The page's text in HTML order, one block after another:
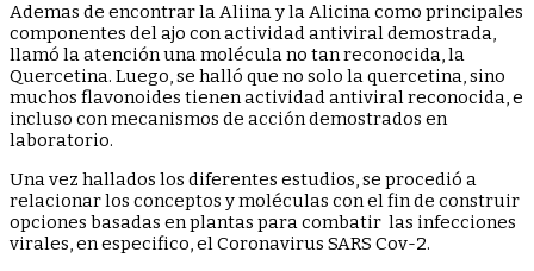
Ademas de encontrar la Aliina y la Alicina como principales
componentes del ajo con actividad antiviral demostrada,
llamó la atención una molécula no tan reconocida, la
Quercetina. Luego, se halló que no solo la quercetina, sino
muchos flavonoides tienen actividad antiviral reconocida, e
incluso con mecanismos de acción demostrados en
laboratorio.
Una vez hallados los diferentes estudios, se procedió a
relacionar los conceptos y moléculas con el fin de construir
opciones basadas en plantas para combatir las infecciones
virales, en especifico, el Coronavirus SARS Cov-2.